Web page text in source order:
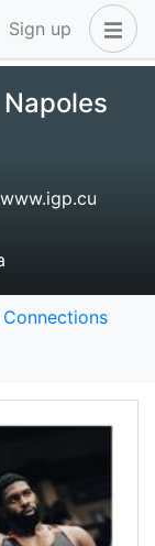
Sign up
www.igp.cu
Connections